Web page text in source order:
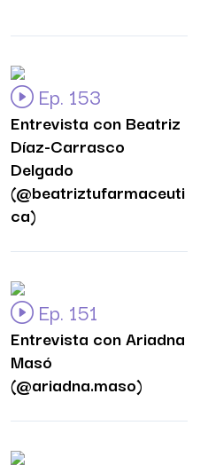
Ep. 153
Entrevista con Beatriz
Díaz-Carrasco
Delgado
(@beatriztufarmaceuti
ca)
Ep. 151
Entrevista con Ariadna
Masó
(@ariadna.maso)